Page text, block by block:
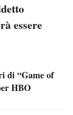
essere
di “Game of
HBO